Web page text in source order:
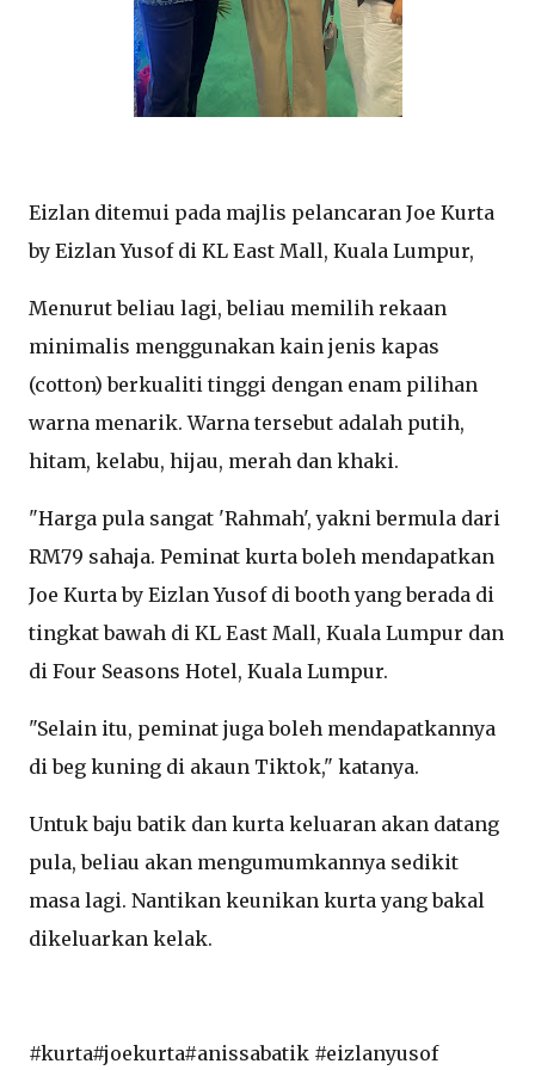
Eizlan ditemui pada majlis pelancaran Joe Kurta
by Eizlan Yusof di KL East Mall, Kuala Lumpur,
Menurut beliau lagi, beliau memilih rekaan
minimalis menggunakan kain jenis kapas
(cotton) berkualiti tinggi dengan enam pilihan
warna menarik. Warna tersebut adalah putih,
hitam, kelabu, hijau, merah dan khaki.
"Harga pula sangat 'Rahmah', yakni bermula dari
RM79 sahaja. Peminat kurta boleh mendapatkan
Joe Kurta by Eizlan Yusof di booth yang berada di
tingkat bawah di KL East Mall, Kuala Lumpur dan
di Four Seasons Hotel, Kuala Lumpur.
"Selain itu, peminat juga boleh mendapatkannya
di beg kuning di akaun Tiktok," katanya.
Untuk baju batik dan kurta keluaran akan datang
pula, beliau akan mengumumkannya sedikit
masa lagi. Nantikan keunikan kurta yang bakal
dikeluarkan kelak.
#kurta#joekurta#anissabatik #eizlanyusof